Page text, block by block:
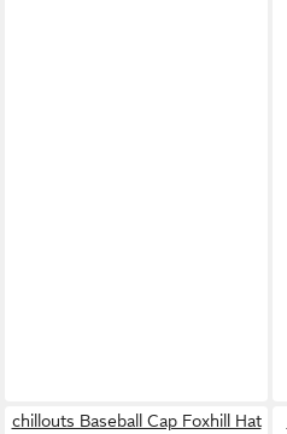
chillouts Baseball Cap Foxhill Hat